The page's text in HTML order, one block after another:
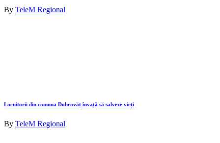
By TeleM Regional
Locuitorii din comuna Dobrovăț învață să salveze vieți
By TeleM Regional